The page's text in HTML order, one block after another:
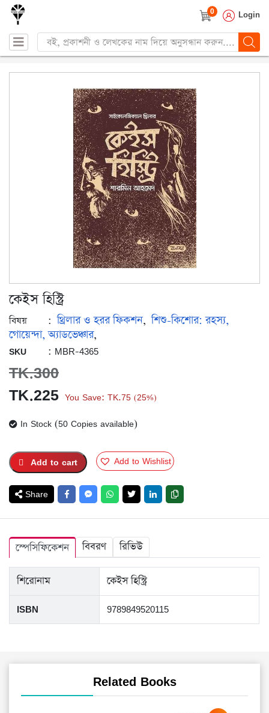
0 Login
Products
search
কেইস হিস্ট্রি
বিষয় : থ্রিলার ও হরর ফিকশন, শিশু-কিশোর: রহস্য,
গোয়েন্দা, অ্যাডভেঞ্চার,
SKU : MBR-4365
TK.300
Original
price
TK.300.
TK.225Current
price
TK.225.
You Save: TK.75 (25%)
In Stock (50 Copies available)
Add to cart Add to Wishlist
Share
স্পেসিফিকেশন বিবরণ রিভিউ
শিরোনাম কেইস হিস্ট্রি
ISBN 9789849520115
Related Books